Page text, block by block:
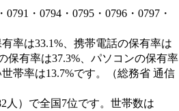
・0794・0795・0796・0797・
率は33.1%、携帯電話の保有率は
保有率は37.3%、パソコンの保有率
帯率は13.7%です。（総務省 通信
人）で全国7位です。世帯数は